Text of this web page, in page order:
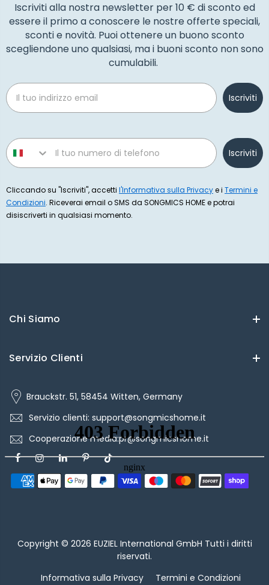
Iscriviti alla nostra newsletter per 10 € di sconto ed
essere il primo a conoscere le nostre offerte speciali,
sconti e novità. Puoi ottenere un buono sconto
scegliendone uno qualsiasi, ma i buoni sconto non sono
cumulabili.
Email
Iscriviti
Phone number
Iscriviti
Cliccando su "Iscriviti", accetti l'Informativa sulla Privacye i Termini e
Condizioni. Riceverai email o SMS da SONGMICS HOME e potrai
disiscriverti in qualsiasi momento.
Chi Siamo
Servizio Clienti
Brauckstr. 51, 58454 Witten, Germany
Servizio clienti: support@songmicshome.it
Cooperazione media:pr@songmicshome.it
Copyright © 2026 EUZIEL International GmbH Tutti i diritti
riservati.
Informativa sulla Privacy
Termini e Condizioni